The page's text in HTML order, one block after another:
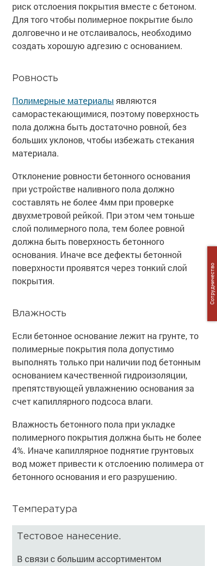
риск отслоения покрытия вместе с бетоном.
Для того чтобы полимерное покрытие было
долговечно и не отслаивалось, необходимо
создать хорошую адгезию с основанием.
Ровность
Полимерные материалы являются
саморастекающимися, поэтому поверхность
пола должна быть достаточно ровной, без
больших уклонов, чтобы избежать стекания
материала.
Отклонение ровности бетонного основания
при устройстве наливного пола должно
составлять не более 4мм при проверке
двухметровой рейкой. При этом чем тоньше
слой полимерного пола, тем более ровной
должна быть поверхность бетонного
основания. Иначе все дефекты бетонной
поверхности проявятся через тонкий слой
покрытия.
Влажность
Если бетонное основание лежит на грунте, то
полимерные покрытия пола допустимо
выполнять только при наличии под бетонным
основанием качественной гидроизоляции,
препятствующей увлажнению основания за
счет капиллярного подсоса влаги.
Влажность бетонного пола при укладке
полимерного покрытия должна быть не более
4%. Иначе капиллярное поднятие грунтовых
вод может привести к отслоению полимера от
бетонного основания и его разрушению.
Температура
Тестовое нанесение.
В связи с большим ассортиментом
Сотрудничество